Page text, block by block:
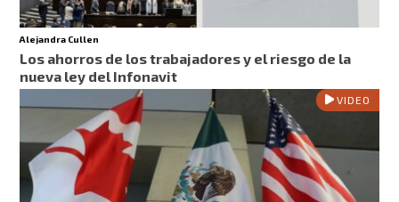
Alejandra Cullen
Los ahorros de los trabajadores y el riesgo de la
nueva ley del Infonavit
VIDEO